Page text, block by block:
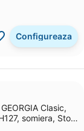
Configureaza
Clasic,
somiera, Stofa